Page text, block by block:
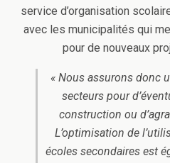
service d’organisation
avec les municipalités qui
pour de nouveaux
« Nous assurons donc
secteurs pour
construction ou
L’optimisation de
écoles secondaires est